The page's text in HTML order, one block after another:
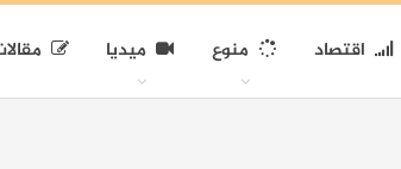
اقتصاد منوع ميديا